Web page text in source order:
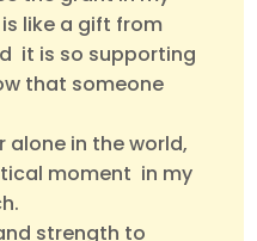
like a gift from
it is so supporting
that someone
alone in the world,
moment in my
strength to